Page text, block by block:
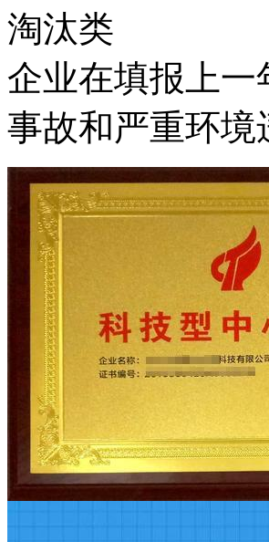
淘汰类
企业在填报上
事故和严重环境